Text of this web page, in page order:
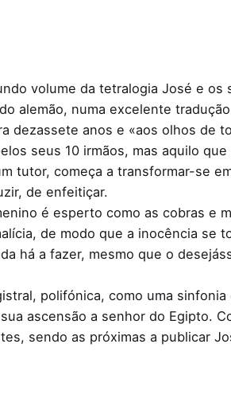
volume da tetralogia José e os
alemão, numa excelente
dezassete anos e «aos olhos de
seus 10 irmãos, mas aquilo
tutor, começa a transformar-se
de enfeitiçar.
é esperto como as cobras e
de modo que a inocência se
há a fazer, mesmo que o
polifónica, como uma
ascensão a senhor do Egipto.
sendo as próximas a publicar